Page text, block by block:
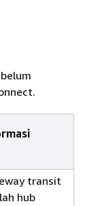
transit
hub